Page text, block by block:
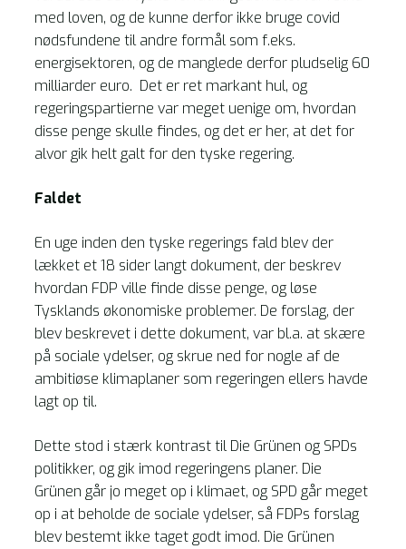
med loven, og de kunne derfor ikke bruge covid
nødsfundene til andre formål som f.eks.
energisektoren, og de manglede derfor pludselig 60
milliarder euro. Det er ret markant hul, og
regeringspartierne var meget uenige om, hvordan
disse penge skulle findes, og det er her, at det for
alvor gik helt galt for den tyske regering.
Faldet
En uge inden den tyske regerings fald blev der
lækket et 18 sider langt dokument, der beskrev
hvordan FDP ville finde disse penge, og løse
Tysklands økonomiske problemer. De forslag, der
blev beskrevet i dette dokument, var bl.a. at skære
på sociale ydelser, og skrue ned for nogle af de
ambitiøse klimaplaner som regeringen ellers havde
lagt op til.
Dette stod i stærk kontrast til Die Grünen og SPDs
politikker, og gik imod regeringens planer. Die
Grünen går jo meget op i klimaet, og SPD går meget
op i at beholde de sociale ydelser, så FDPs forslag
blev bestemt ikke taget godt imod. Die Grünen